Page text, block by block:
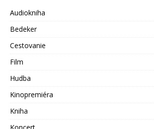
Audiokniha
Bedeker
Cestovanie
Film
Hudba
Kinopremiéra
Kniha
Koncert